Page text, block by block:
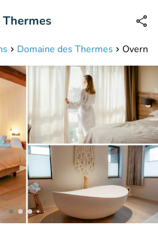
Bereikbaar tot 23:00 uur
Domaine des Thermes